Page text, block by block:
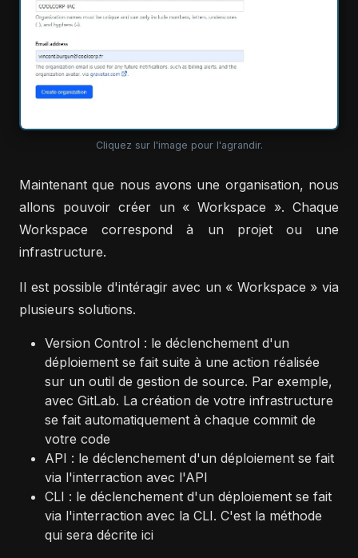
Cliquez sur l'image pour l'agrandir.
Maintenant que nous avons une organisation, nous
allons pouvoir créer un « Workspace ». Chaque
Workspace correspond à un projet ou une
infrastructure.
Il est possible d'intéragir avec un « Workspace » via
plusieurs solutions.
Version Control : le déclenchement d'un
déploiement se fait suite à une action réalisée
sur un outil de gestion de source. Par exemple,
avec GitLab. La création de votre infrastructure
se fait automatiquement à chaque commit de
votre code
API : le déclenchement d'un déploiement se fait
via l'interraction avec l'API
CLI : le déclenchement d'un déploiement se fait
via l'interraction avec la CLI. C'est la méthode
qui sera décrite ici